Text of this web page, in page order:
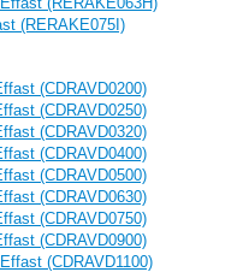
(RERAKE075I)
(CDRAVD0200)
(CDRAVD0250)
(CDRAVD0320)
(CDRAVD0400)
(CDRAVD0500)
(CDRAVD0630)
(CDRAVD0750)
(CDRAVD0900)
(CDRAVD1100)